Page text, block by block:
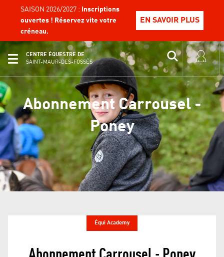
SAISON 2026/2027 :
Inscriptions
ouvertes ! Réservez vite votre
créneau.
EN SAVOIR PLUS
CENTRE ÉQUESTRE DE
SAINT-MAUR-DES-FOSSÉS
Abonnement Carrousel -
Poney
Équi Academy